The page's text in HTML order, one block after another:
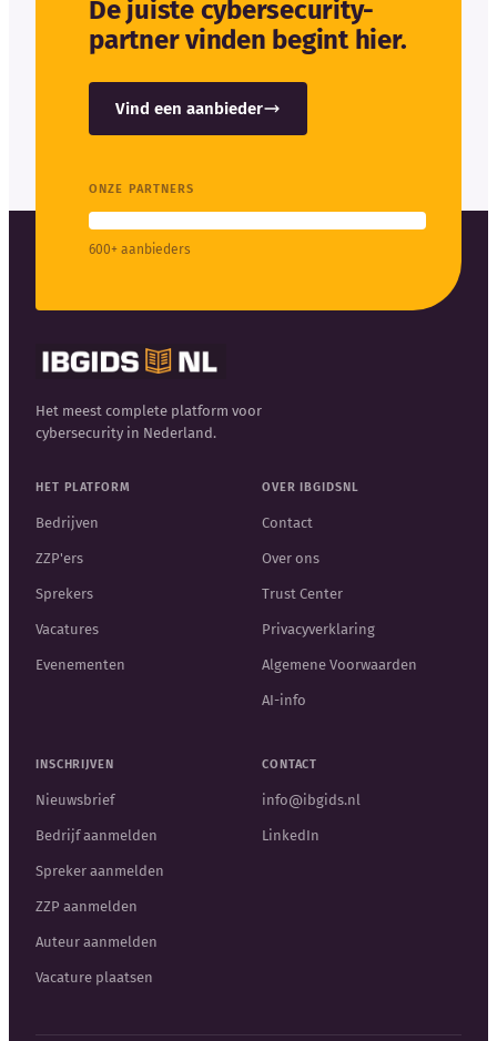
De juiste cybersecurity-
partner vinden begint hier.
Vind een aanbieder
ONZE PARTNERS
600+ aanbieders
Het meest complete platform voor
cybersecurity in Nederland.
HET PLATFORM
Bedrijven
ZZP'ers
Sprekers
Vacatures
Evenementen
OVER IBGIDSNL
Contact
Over ons
Trust Center
Privacyverklaring
Algemene Voorwaarden
AI-info
INSCHRIJVEN
Nieuwsbrief
Bedrijf aanmelden
Spreker aanmelden
ZZP aanmelden
Auteur aanmelden
Vacature plaatsen
CONTACT
info@ibgids.nl
LinkedIn